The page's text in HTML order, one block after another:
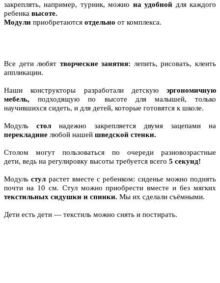
закреплять, например, турник, можно на удобной для каждого
ребенка высоте.
Модули приобретаются отдельно от комплекса.
Все дети любят творческие занятия: лепить, рисовать, клеить
аппликации.
Наши конструкторы разработали детскую эргономичную
мебель, подходящуюпо высоте для малышей,только
научившихся сидеть, и для детей, которые готовятся к школе.
Модуль стол надежно закрепляется двумя зацепами на
перекладине любой нашей шведской стенки.
Столом могут пользоваться по очереди разновозрастные
дети, ведь на регулировку высоты требуется всего 5 секунд!
Модульстул растет вместе с ребенком: сиденье можно поднять
почти на 10 см. Стул можно приобрестивместе и без мягких
текстильных сидушки и спинки. Мы их сделали съёмными.
Дети есть дети — текстиль можно снять и постирать.